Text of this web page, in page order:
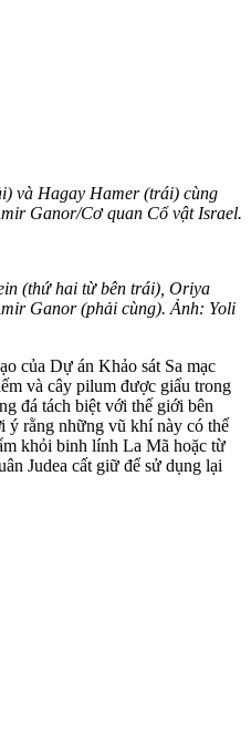
và Hagay Hamer (trái) cùng
Ganor/Cơ quan Cổ vật Israel.
(thứ hai từ bên trái), Oriya
Ganor (phải cùng). Ảnh: Yoli
của Dự án Khảo sát Sa mạc
và cây pilum được giấu trong
đá tách biệt với thế giới bên
ý rằng những vũ khí này có thể
khỏi binh lính La Mã hoặc từ
Judea cất giữ để sử dụng lại